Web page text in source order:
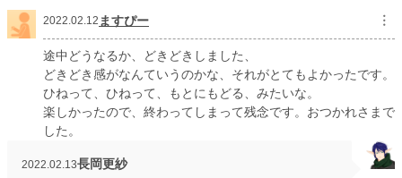
2022.02.12 ますぴー ︙
途中どうなるか、どきどきしました、
どきどき感がなんていうのかな、それがとてもよかったです。
ひねって、ひねって、もとにもどる、みたいな。
楽しかったので、終わってしまって残念です。おつかれさまで
した。
2022.02.13長岡更紗